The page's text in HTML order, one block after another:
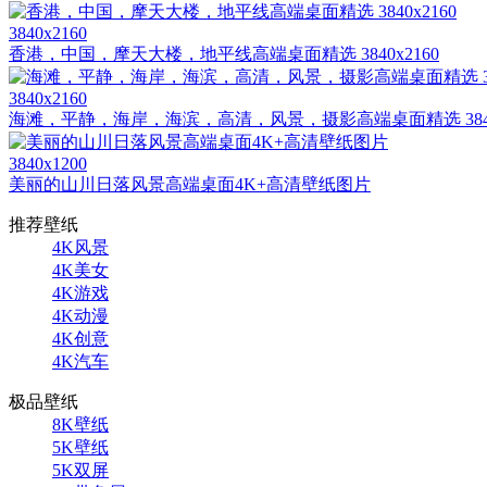
3840x2160
香港，中国，摩天大楼，地平线高端桌面精选 3840x2160
3840x2160
海滩，平静，海岸，海滨，高清，风景，摄影高端桌面精选
3840x1200
美丽的山川日落风景高端桌面4K+高清壁纸图片
推荐壁纸
4K风景
4K美女
4K游戏
4K动漫
4K创意
4K汽车
极品壁纸
8K壁纸
5K壁纸
5K双屏